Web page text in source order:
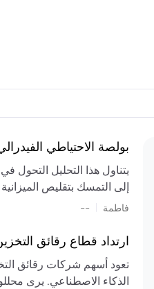
بولصة الاحتياطي
يتناول هذا التحليل التحول
إلى التمسك بتقليص
المستمر، والعجز المالي
وتجنب التدابير
فاطمة --
ارتداد قطاع رقائق
تعود أسهم شركات رقائق
الذكاء الاصطناعي. يرى